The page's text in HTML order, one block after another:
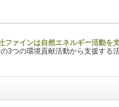
ファインは自然エネルギー活動を
3つの環境貢献活動から支援する